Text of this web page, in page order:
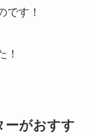
です！
！
ーがおすす